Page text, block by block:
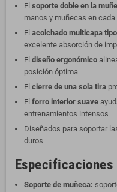
El soporte doble en la
manos y muñecas en cada
El acolchado multicapa
excelente absorción de
El diseño ergonómico
posición óptima
El cierre de una sola tira
El forro interior suave
entrenamientos intensos
Diseñados para soportar
duros
Especificaciones
Soporte de muñeca: